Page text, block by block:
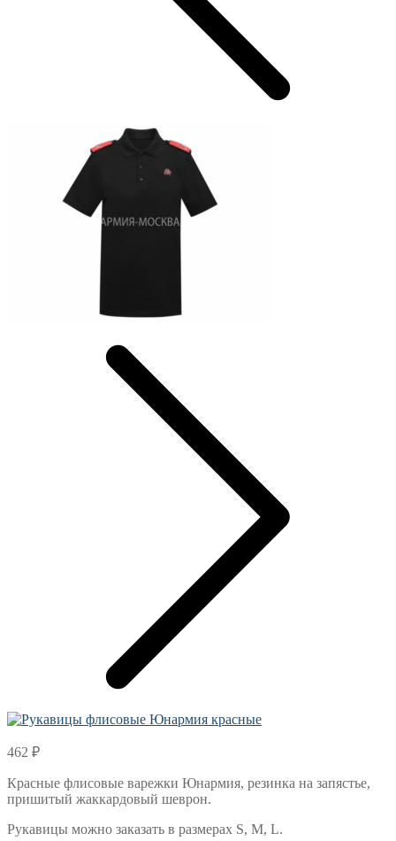
462 ₽
Красные флисовые варежки Юнармия, резинка на запястье,
пришитый жаккардовый шеврон.
Рукавицы можно заказать в размерах S, M, L.